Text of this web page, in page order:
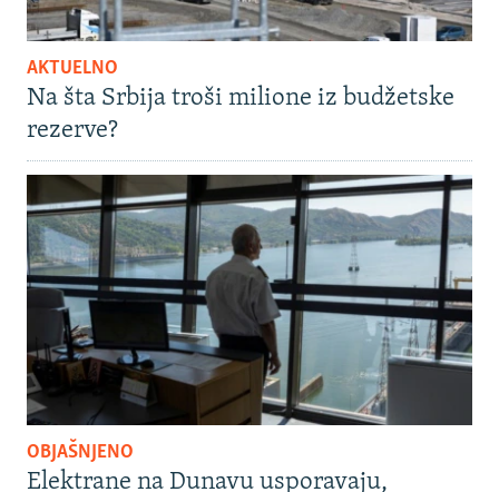
AKTUELNO
Na šta Srbija troši milione iz budžetske
rezerve?
OBJAŠNJENO
Elektrane na Dunavu usporavaju,